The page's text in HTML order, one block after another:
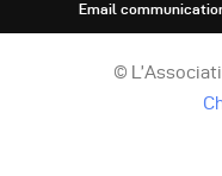
Email
©